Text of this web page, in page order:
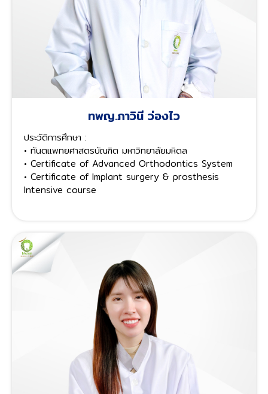
ทพญ.ภาวินี ว่องไว
ประวัติการศึกษา :
• ทันตแพทยศาสตรบัณฑิต มหาวิทยาลัยมหิดล
• Certificate of Advanced Orthodontics System
• Certificate of Implant surgery & prosthesis
Intensive course